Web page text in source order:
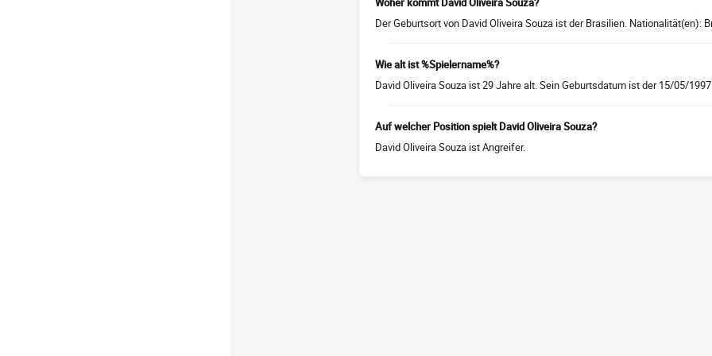
Der Geburtsort von David Oliveira Souza ist der Brasilien. Nationalität(en):
Wie alt ist %Spielername%?
David Oliveira Souza ist 29 Jahre alt. Sein Geburtsdatum ist der 15/05/
Auf welcher Position spielt David Oliveira Souza?
David Oliveira Souza ist Angreifer.